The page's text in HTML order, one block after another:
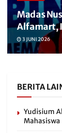
Madas
Alfamart,
3 JUNI 2026
BERITA
Yudisium
Mahasiswa